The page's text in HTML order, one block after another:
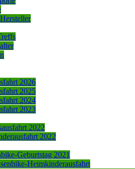
2026
2025
2024
2023
2022
2022
Geburtstag 2021
Heimkinderausfahrt